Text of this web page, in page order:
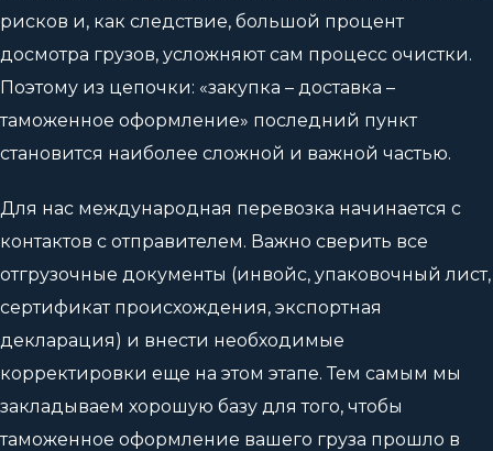
рисков и, как следствие, большой процент
досмотра грузов, усложняют сам процесс очистки.
Поэтому из цепочки: «закупка – доставка –
таможенное оформление» последний пункт
становится наиболее сложной и важной частью.
Для нас международная перевозка начинается с
контактов с отправителем. Важно сверить все
отгрузочные документы (инвойс, упаковочный лист,
сертификат происхождения, экспортная
декларация) и внести необходимые
корректировки еще на этом этапе. Тем самым мы
закладываем хорошую базу для того, чтобы
таможенное оформление вашего груза прошло в